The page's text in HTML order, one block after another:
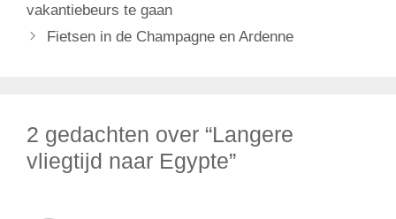
vakantiebeurs te gaan
Fietsen in de Champagne en Ardenne
2 gedachten over “Langere
vliegtijd naar Egypte”